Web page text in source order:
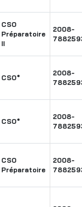
CSO
Préparatoire
II
2008-
CSO*
2008-
CSO*
2008-
CSO
Préparatoire
2008-